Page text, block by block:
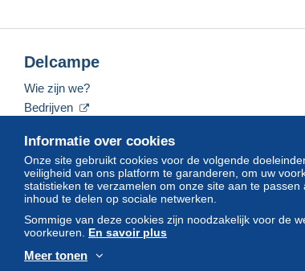
Informatie over cookies
Onze site gebruikt cookies voor de volgende
veiligheid van ons platform te garanderen, om uw
statistieken te verzamelen om onze site aan te
inhoud te delen op sociale netwerken.
Sommige van deze cookies zijn noodzakelijk voor de
voorkeuren. En savoir plus
Meer tonen
Delcampe
Wie zijn we?
Bedrijven
Neem contact met ons op
© Delcampe International srl. Alle rechten